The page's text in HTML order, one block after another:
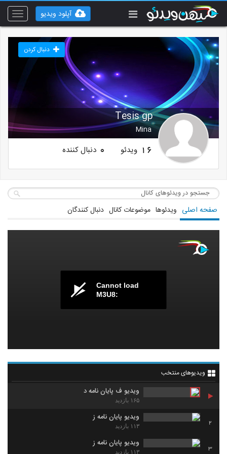
Toggle
آپلود ویدیو
Tesis gp
Mina
دنبال کردن
16 ویدئو 0 دنبال کننده
صفحه اصلی ویدئوها موضوعات کانال دنبال کنندگان
Cannot load
M3U8:
ویدیوهای منتخب
ویدیو ف پایان نامه د
۱۶۵ بازدید
2
ویدیو پایان نامه ز
۱۱۳ بازدید
3
ویدیو پایان نامه ز
۱۱۳ بازدید